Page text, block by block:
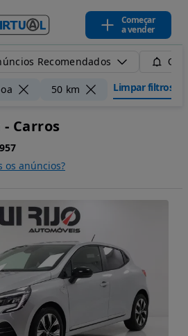
Começar
a vender
Recomendados
50 km Limpar filtros
Carros
957
os anúncios?